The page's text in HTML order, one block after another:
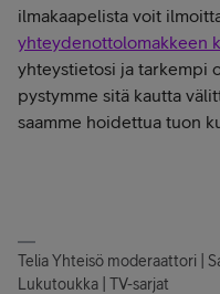
ilmakaapelista voit
yhteydenottolomakkeen
yhteystietosi ja tarkempi
pystymme sitä kautta
saamme hoidettua tuon
Telia Yhteisö moderaattori |
Lukutoukka | TV-sarjat